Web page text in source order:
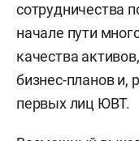
сотрудничества
начале пути
качества
бизнес-планов и,
первых лиц ЮВТ.